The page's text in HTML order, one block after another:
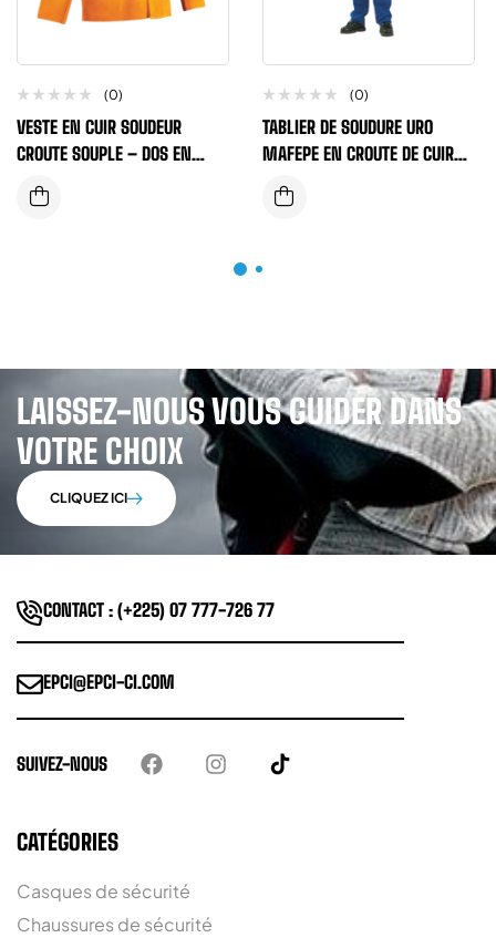
(0)
VESTE EN CUIR SOUDEUR
CROUTE SOUPLE – DOS EN
COTON IGNUFIGE – COUTURE
(0)
TABLIER DE SOUDURE URO
MAFEPE EN CROUTE DE CUIR
GRADE A COULEUR GRIS 60X90
LAISSEZ-NOUS VOUS GUIDER DANS
VOTRE CHOIX
CLIQUEZ ICI
CONTACT : (+225) 07 777-726 77
EPCI@EPCI-CI.COM
SUIVEZ-NOUS
CATÉGORIES
Casques de sécurité
Chaussures de sécurité